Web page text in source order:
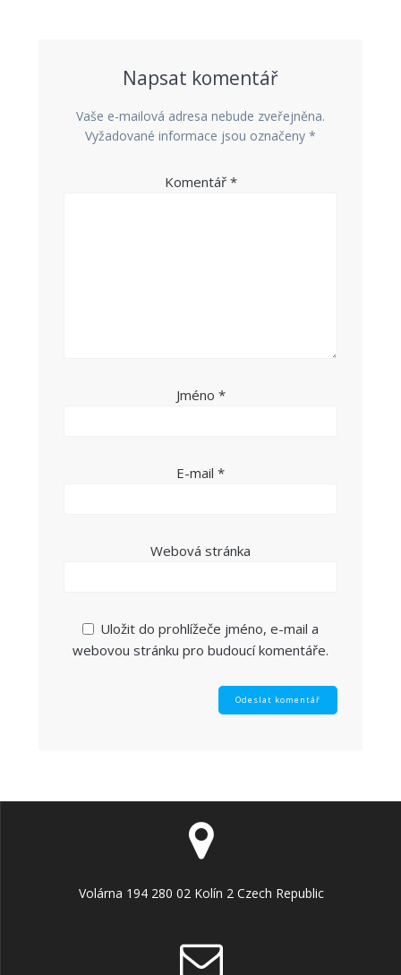
Napsat komentář
Vaše e-mailová adresa nebude zveřejněna.
Vyžadované informace jsou označeny *
Komentář *
Jméno *
E-mail *
Webová stránka
Uložit do prohlížeče jméno, e-mail a
webovou stránku pro budoucí komentáře.
Volárna 194 280 02 Kolín 2 Czech Republic